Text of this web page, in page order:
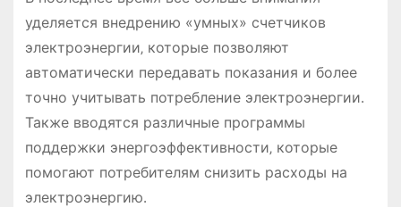
уделяется внедрению «умных» счетчиков
электроэнергии‚ которые позволяют
автоматически передавать показания и более
точно учитывать потребление электроэнергии․
Также вводятся различные программы
поддержки энергоэффективности‚ которые
помогают потребителям снизить расходы на
электроэнергию․